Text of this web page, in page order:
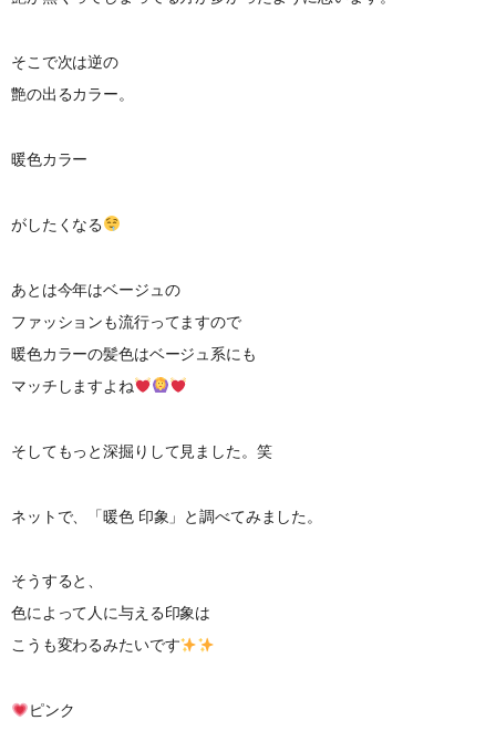
そこで次は逆の
艶の出るカラー。
暖色カラー
がしたくなる
あとは今年はベージュの
ファッションも流行ってますので
暖色カラーの髪色はベージュ系にも
マッチしますよね
そしてもっと深掘りして見ました。笑
ネットで、「暖色 印象」と調べてみました。
そうすると、
色によって人に与える印象は
こうも変わるみたいです
ピンク